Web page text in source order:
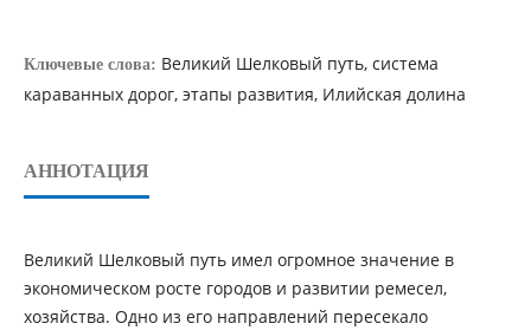
Ключевые слова: Великий Шелковый путь, система
караванных дорог, этапы развития, Илийская долина
АННОТАЦИЯ
Великий Шелковый путь имел огромное значение в
экономическом росте городов и развитии ремесел,
хозяйства. Одно из его направлений пересекало